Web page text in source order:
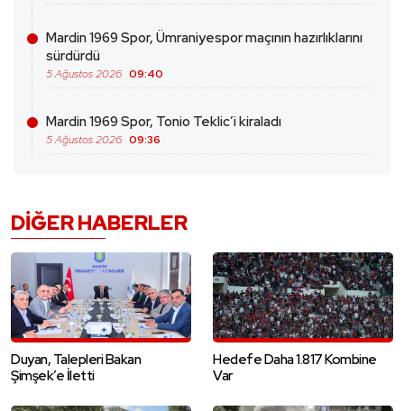
Mardin 1969 Spor, Ümraniyespor maçının hazırlıklarını
sürdürdü
5 Ağustos 2026 09:40
Mardin 1969 Spor, Tonio Teklic’i kiraladı
5 Ağustos 2026 09:36
DIĞER HABERLER
Duyan, Talepleri Bakan
Şimşek’e İletti
Hedefe Daha 1.817 Kombine
Var